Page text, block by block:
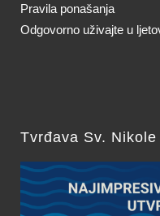
Pravila ponašanja
Odgovorno uživajte u
Tvrđava Sv. Nikole